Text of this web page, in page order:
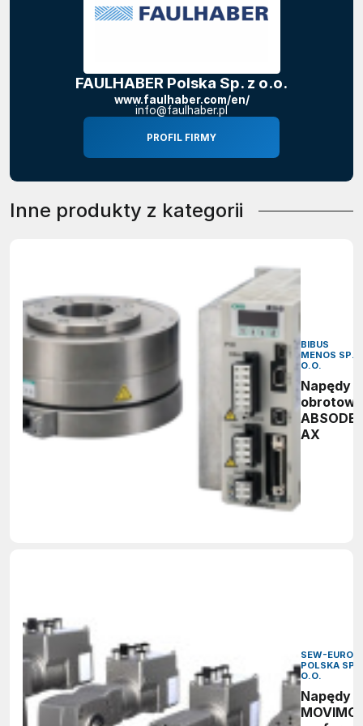
FAULHABER Polska Sp. z o.o.
www.faulhaber.com/en/
info@faulhaber.pl
PROFIL FIRMY
Inne produkty z kategorii
BIBUS
MENOS SP. Z
O.O.
Napędy
obrotowe
AX
SEW-
POLSKA SP.
O.O.
Napędy